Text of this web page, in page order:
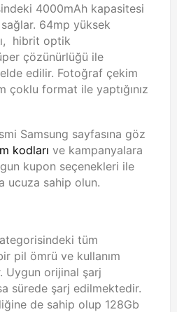
4000mAh kapasitesi
64mp yüksek
hibrit optik
çözünürlüğü ile
edilir. Fotoğraf çekim
format ile yaptığınız
Samsung sayfasına göz
kodları ve kampanyalara
kupon seçenekleri ile
ucuza sahip olun.
tüm
pil ömrü ve kullanım
Uygun orijinal şarj
sürede şarj edilmektedir.
de sahip olup 128Gb